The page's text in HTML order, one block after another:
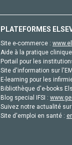
PLATEFORMES
Site e-commerce :
Aide à la pratique
Portail pour les
Site d'information sur
E-learning pour les
Bibliothèque d'e-books
Blog special IFSI :
Suivez notre actualité
Site d'emploi en santé :